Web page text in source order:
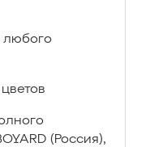
любого
(Россия),